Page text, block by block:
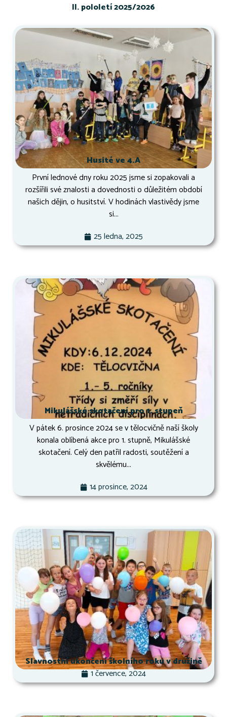
II. pololetí 2025/2026
Husité ve 4.A
První lednové dny roku 2025 jsme si zopakovali a
rozšířili své znalosti a dovednosti o důležitém období
našich dějin, o husitství. V hodinách vlastivědy jsme
si...
25 ledna, 2025
Mikulášské skotačení pro 1. stupeň
V pátek 6. prosince 2024 se v tělocvičně naší školy
konala oblíbená akce pro 1. stupně, Mikulášské
skotačení. Celý den patřil radosti, soutěžení a
skvělému...
14 prosince, 2024
Slavnostní ukončení školního roku v družině
1 července, 2024